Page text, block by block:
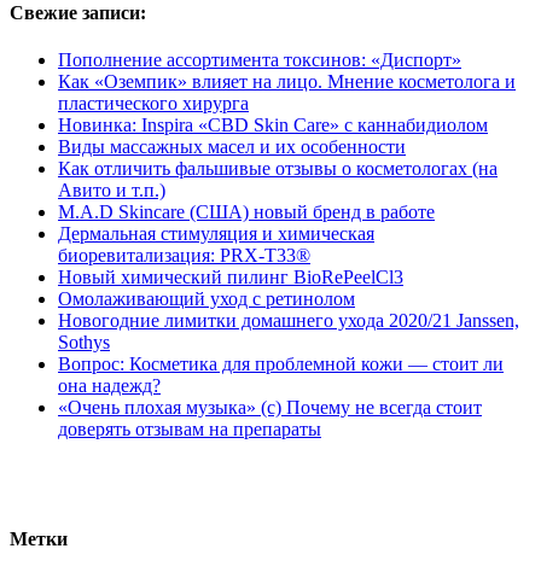
Свежие записи:
Пополнение ассортимента токсинов: «Диспорт»
Как «Оземпик» влияет на лицо. Мнение косметолога и
пластического хирурга
Новинка: Inspira «CBD Skin Care» с каннабидиолом
Виды массажных масел и их особенности
Как отличить фальшивые отзывы о косметологах (на
Авито и т.п.)
M.A.D Skincare (США) новый бренд в работе
Дермальная стимуляция и химическая
биоревитализация: PRX-T33®
Новый химический пилинг BioRePeelCl3
Омолаживающий уход с ретинолом
Новогодние лимитки домашнего ухода 2020/21 Janssen,
Sothys
Вопрос: Косметика для проблемной кожи — стоит ли
она надежд?
«Очень плохая музыка» (с) Почему не всегда стоит
доверять отзывам на препараты
Метки